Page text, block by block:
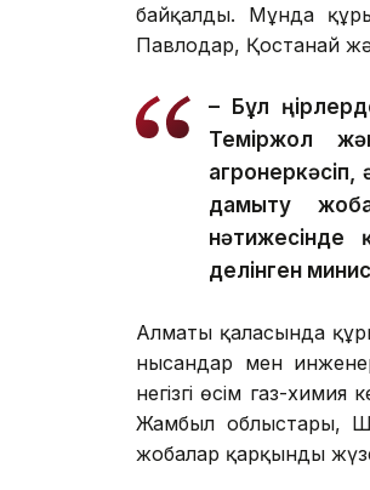
байқалды. Мұнда
Павлодар, Қостанай
– Бұл
Теміржол
дамыту
нәтижесінде
делінген
Алматы қаласында
нысандар мен
негізгі өсім газ-
Жамбыл облыстары,
жобалар қарқынды